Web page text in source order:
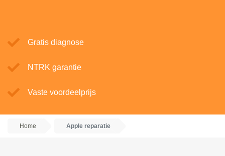
Gratis diagnose
NTRK garantie
Vaste voordeelprijs
Home Apple reparatie